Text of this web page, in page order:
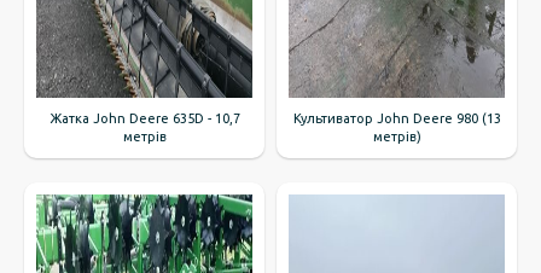
Жатка John Deere 635D - 10,7
метрів
Культиватор John Deere 980 (13
метрів)